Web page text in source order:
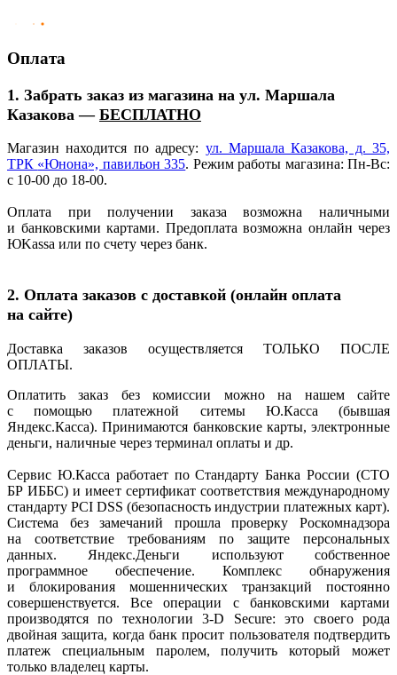
Оплата
1. Забрать заказ из магазина на ул. Маршала
Казакова — БЕСПЛАТНО
Магазин находится по адресу: ул. Маршала Казакова, д. 35,
ТРК «Юнона», павильон 335. Режим работы магазина: Пн-Вс:
с 10-00 до 18-00.
Оплата при получении заказа возможна наличными
и банковскими картами. Предоплата возможна онлайн через
ЮKassa или по счету через банк.
2. Оплата заказов с доставкой (онлайн оплата
на сайте)
Доставка заказов осуществляется ТОЛЬКО ПОСЛЕ
ОПЛАТЫ.
Оплатить заказ без комиссии можно на нашем сайте
с помощью платежной ситемы Ю.Касса
(бывшая
Яндекс.Касса). Принимаются банковские карты, электронные
деньги, наличные через терминал оплаты и др.
Сервис Ю.Касса работает по Стандарту Банка России (СТО
БР ИББС) и имеет сертификат соответствия международному
стандарту PCI DSS (безопасность индустрии платежных карт).
Система без замечаний прошла проверку Роскомнадзора
на соответствие требованиям по защите персональных
данных. Яндекс.Деньги используют собственное
программное обеспечение. Комплекс обнаружения
и блокирования мошеннических транзакций постоянно
совершенствуется. Все операции с банковскими картами
производятся по технологии 3-D Secure: это своего рода
двойная защита, когда банк просит пользователя подтвердить
платеж специальным паролем, получить который может
только владелец карты.